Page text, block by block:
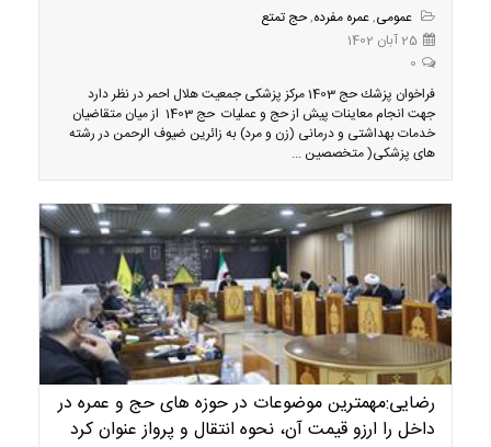
عمومی,عمره مفرده,حج تمتع
25 آبان 1402
0
فراخوان پزشك حج 1403 مرکز پزشکی جمعیت هلال احمر در نظر دارد
جهت انجام معاينات پيش از حج و عملیات حج 1403 از میان متقاضیان
خدمات بهداشتی و درمانی (زن و مرد) به زائرین ضیوف الرحمن در رشته
های پزشکی( متخصصین ...
رضایی:مهمترین موضوعات در حوزه های حج و عمره در
داخل را ارزو قیمت آن، نحوه انتقال و پرواز عنوان کرد